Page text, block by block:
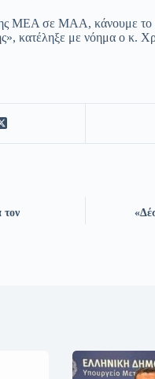
ΜΕΑ σε ΜΑΑ, κάνουμε το
κατέληξε με νόημα ο κ.